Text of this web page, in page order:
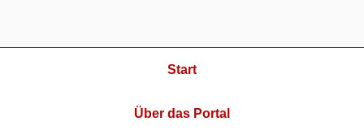
Start
Über das Portal